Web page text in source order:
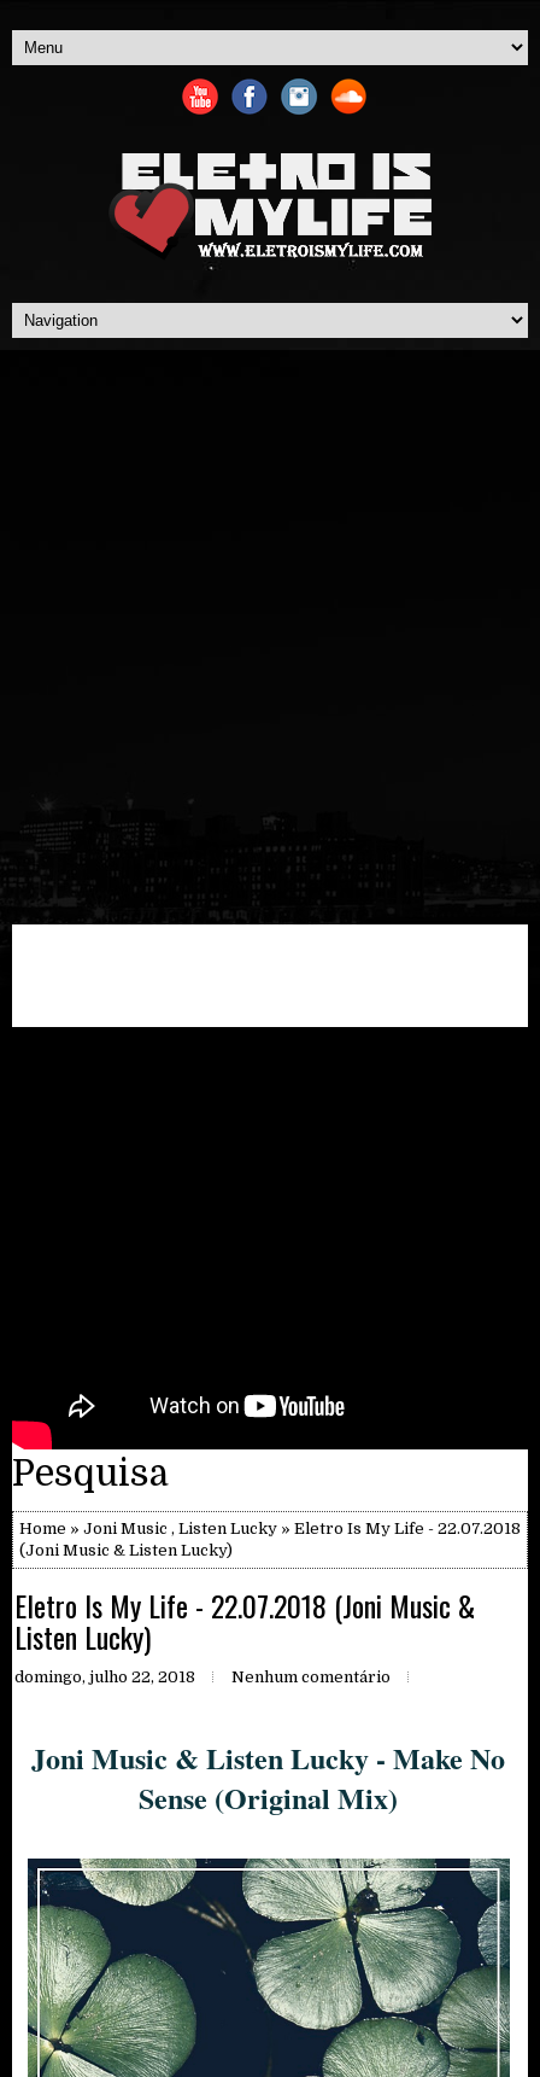
Pesquisa
Home » Joni Music , Listen Lucky » Eletro Is My Life - 22.07.2018
(Joni Music & Listen Lucky)
Eletro Is My Life - 22.07.2018 (Joni Music &
Listen Lucky)
domingo, julho 22, 2018 Nenhum comentário
Joni Music & Listen Lucky - Make No
Sense (Original Mix)